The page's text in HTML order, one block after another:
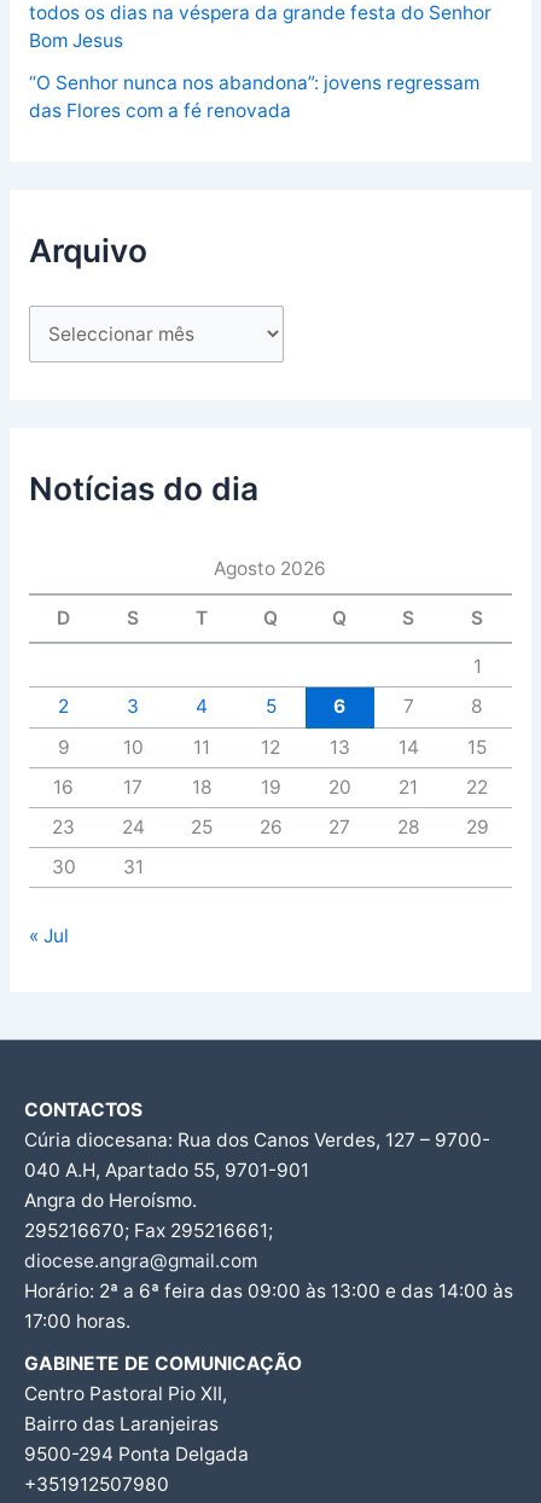
todos os dias na véspera da grande festa do Senhor
Bom Jesus
“O Senhor nunca nos abandona”: jovens regressam
das Flores com a fé renovada
Arquivo
Notícias do dia
Agosto 2026
D S T Q Q S S
1
2
3 4 5 6 7
8
9
10 11 12 13 14
15
16
17 18 19 20 21
22
23
24 25 26 27 28
29
30
31
« Jul
CONTACTOS
Cúria diocesana: Rua dos Canos Verdes, 127 – 9700-
040 A.H, Apartado 55, 9701-901
Angra do Heroísmo.
295216670; Fax 295216661;
diocese.angra@gmail.com
Horário: 2ª a 6ª feira das 09:00 às 13:00 e das 14:00 às
17:00 horas.
GABINETE DE COMUNICAÇÃO
Centro Pastoral Pio XII,
Bairro das Laranjeiras
9500-294 Ponta Delgada
+351912507980